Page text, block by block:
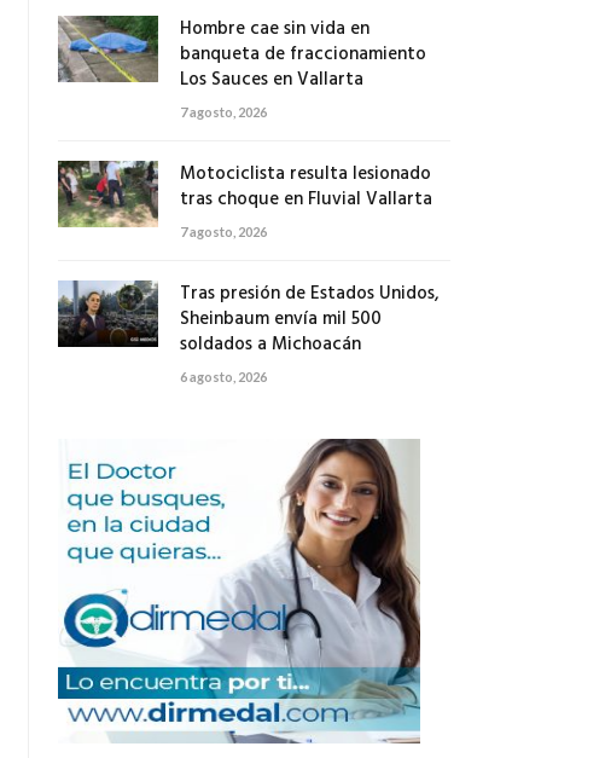
Hombre cae sin vida en
banqueta de fraccionamiento
Los Sauces en Vallarta
7 agosto, 2026
Motociclista resulta lesionado
tras choque en Fluvial Vallarta
7 agosto, 2026
Tras presión de Estados Unidos,
Sheinbaum envía mil 500
soldados a Michoacán
6 agosto, 2026